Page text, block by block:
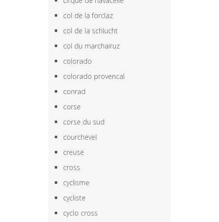
col de la forclaz
col de la schlucht
col du marchairuz
colorado
colorado provencal
conrad
corse
corse du sud
courchevel
creuse
cross
cyclisme
cycliste
cyclo cross